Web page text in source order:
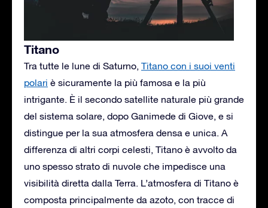
Titano
Tra tutte le lune di Saturno, Titano con i suoi venti
polari è sicuramente la più famosa e la più
intrigante. È il secondo satellite naturale più grande
del sistema solare, dopo Ganimede di Giove, e si
distingue per la sua atmosfera densa e unica. A
differenza di altri corpi celesti, Titano è avvolto da
uno spesso strato di nuvole che impedisce una
visibilità diretta dalla Terra. L’atmosfera di Titano è
composta principalmente da azoto, con tracce di